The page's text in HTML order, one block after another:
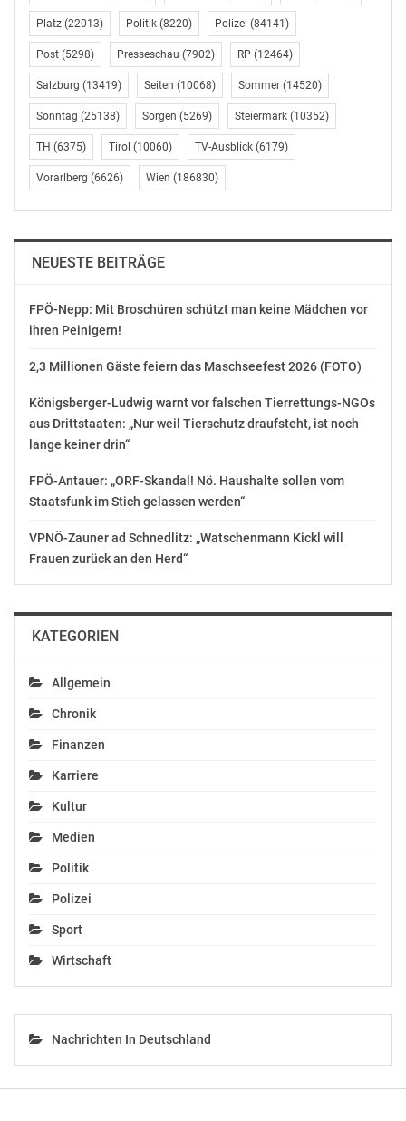
Platz (22013) Politik (8220) Polizei (84141)
Post (5298) Presseschau (7902) RP (12464)
Salzburg (13419) Seiten (10068) Sommer (14520)
Sonntag (25138) Sorgen (5269) Steiermark (10352)
TH (6375) Tirol (10060) TV-Ausblick (6179)
Vorarlberg (6626) Wien (186830)
NEUESTE BEITRÄGE
FPÖ-Nepp: Mit Broschüren schützt man keine Mädchen vor
ihren Peinigern!
2,3 Millionen Gäste feiern das Maschseefest 2026 (FOTO)
Königsberger-Ludwig warnt vor falschen Tierrettungs-NGOs
aus Drittstaaten: „Nur weil Tierschutz draufsteht, ist noch
lange keiner drin“
FPÖ-Antauer: „ORF-Skandal! Nö. Haushalte sollen vom
Staatsfunk im Stich gelassen werden“
VPNÖ-Zauner ad Schnedlitz: „Watschenmann Kickl will
Frauen zurück an den Herd“
KATEGORIEN
Allgemein
Chronik
Finanzen
Karriere
Kultur
Medien
Politik
Polizei
Sport
Wirtschaft
Nachrichten In Deutschland